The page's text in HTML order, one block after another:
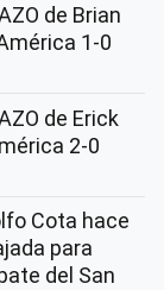
de Brian
1-0
de Erick
2-0
Cota hace
para
del San